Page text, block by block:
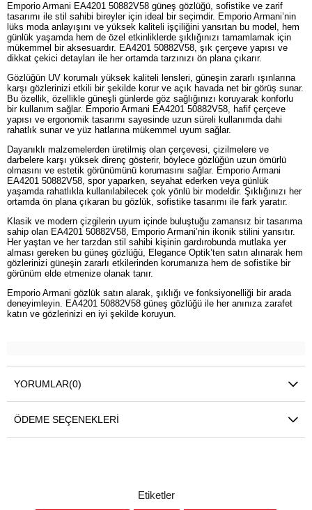
Emporio Armani EA4201 50882V58 güneş gözlüğü, sofistike ve zarif
tasarımı ile stil sahibi bireyler için ideal bir seçimdir. Emporio Armani’nin
lüks moda anlayışını ve yüksek kaliteli işçiliğini yansıtan bu model, hem
günlük yaşamda hem de özel etkinliklerde şıklığınızı tamamlamak için
mükemmel bir aksesuardır. EA4201 50882V58, şık çerçeve yapısı ve
dikkat çekici detayları ile her ortamda tarzınızı ön plana çıkarır.
Gözlüğün UV korumalı yüksek kaliteli lensleri, güneşin zararlı ışınlarına
karşı gözlerinizi etkili bir şekilde korur ve açık havada net bir görüş sunar.
Bu özellik, özellikle güneşli günlerde göz sağlığınızı koruyarak konforlu
bir kullanım sağlar. Emporio Armani EA4201 50882V58, hafif çerçeve
yapısı ve ergonomik tasarımı sayesinde uzun süreli kullanımda dahi
rahatlık sunar ve yüz hatlarına mükemmel uyum sağlar.
Dayanıklı malzemelerden üretilmiş olan çerçevesi, çizilmelere ve
darbelere karşı yüksek direnç gösterir, böylece gözlüğün uzun ömürlü
olmasını ve estetik görünümünü korumasını sağlar. Emporio Armani
EA4201 50882V58, spor yaparken, seyahat ederken veya günlük
yaşamda rahatlıkla kullanılabilecek çok yönlü bir modeldir. Şıklığınızı her
ortamda ön plana çıkaran bu gözlük, sofistike tasarımı ile fark yaratır.
Klasik ve modern çizgilerin uyum içinde buluştuğu zamansız bir tasarıma
sahip olan EA4201 50882V58, Emporio Armani’nin ikonik stilini yansıtır.
Her yaştan ve her tarzdan stil sahibi kişinin gardırobunda mutlaka yer
alması gereken bu güneş gözlüğü, Elegance Optik’ten satın alınarak hem
gözlerinizi güneşin zararlı etkilerinden korumanıza hem de sofistike bir
görünüm elde etmenize olanak tanır.
Emporio Armani gözlük satın alarak, şıklığı ve fonksiyonelliği bir arada
deneyimleyin. EA4201 50882V58 güneş gözlüğü ile her anınıza zarafet
katın ve gözlerinizi en iyi şekilde koruyun.
YORUMLAR(0)
ÖDEME SEÇENEKLERI
Etiketler